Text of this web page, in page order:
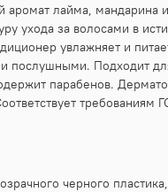
аромат лайма, мандарина
ухода за волосами в
увлажняет и
послушными. Подходит
парабенов.
требованиям
черного пластика,